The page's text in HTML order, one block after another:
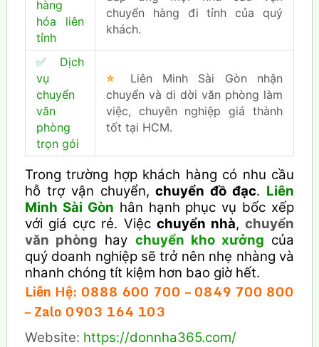
hàng
hóa liên
tỉnh
chuyển hàng đi tỉnh của quý
khách.
✅
Dịch
vụ
chuyển
văn
phòng
trọn gói
⭐ Liên Minh Sài Gòn nhận
chuyển và di dời văn phòng làm
việc, chuyên nghiệp giá thành
tốt tại HCM.
Trong trường hợp khách hàng có nhu cầu
hỗ trợ vận chuyển,chuyển đồ đạc. Liên
Minh Sài Gòn hân hạnh phục vụ bốc xếp
với giá cực rẻ. Việc chuyển nhà,chuyển
văn phòng hay chuyển kho xưởng của
quý doanh nghiệp sẽ trở nên nhẹ nhàng và
nhanh chóng tít kiệm hơn bao giờ hết.
Liên Hệ: 0888 600 700 – 0849 700 800
– Zalo 0903 164 103
Website: https://donnha365.com/